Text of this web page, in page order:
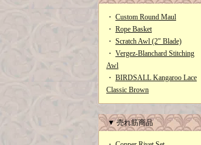
・ Custom Round Maul
・ Rope Basket
・ Scratch Awl (2" Blade)
・ Vergez-Blanchard Stitching
Awl
・ BIRDSALL Kangaroo Lace
Classic Brown
▼ 売れ筋商品